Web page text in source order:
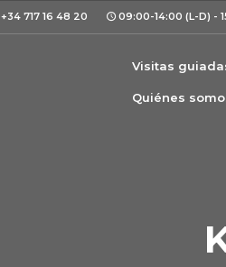
+34 717 16 48 20 09:00-14:00 (L-D) -
Visitas
Quiénes